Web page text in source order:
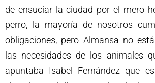
de ensuciar la ciudad por el mero
perro, la mayoría de nosotros
obligaciones, pero Almansa no
las necesidades de los animales
apuntaba Isabel Fernández que